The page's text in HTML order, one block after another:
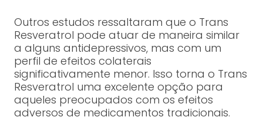
Outros estudos ressaltaram que o Trans
Resveratrol pode atuar de maneira similar
a alguns antidepressivos, mas com um
perfil de efeitos colaterais
significativamente menor. Isso torna o Trans
Resveratrol uma excelente opção para
aqueles preocupados com os efeitos
adversos de medicamentos tradicionais.